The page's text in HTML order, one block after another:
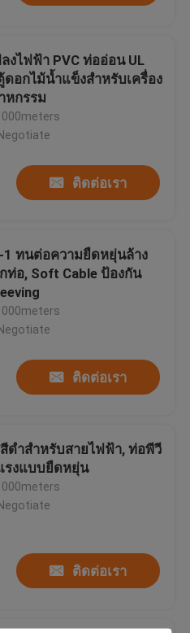
กลาส
งไฟฟ้า PVC ท่ออ่อน UL
ดอกไม้น้ำแข็งสำหรับเครื่อง
หกรรม
ติดต่อเรา
1 ทนต่อความยืดหยุ่นล้าง
ท่อ, Soft Cable ป้องกัน
ติดต่อเรา
ดำสำหรับสายไฟฟ้า, ท่อพีวี
รงแบบยืดหยุ่น
ติดต่อเรา